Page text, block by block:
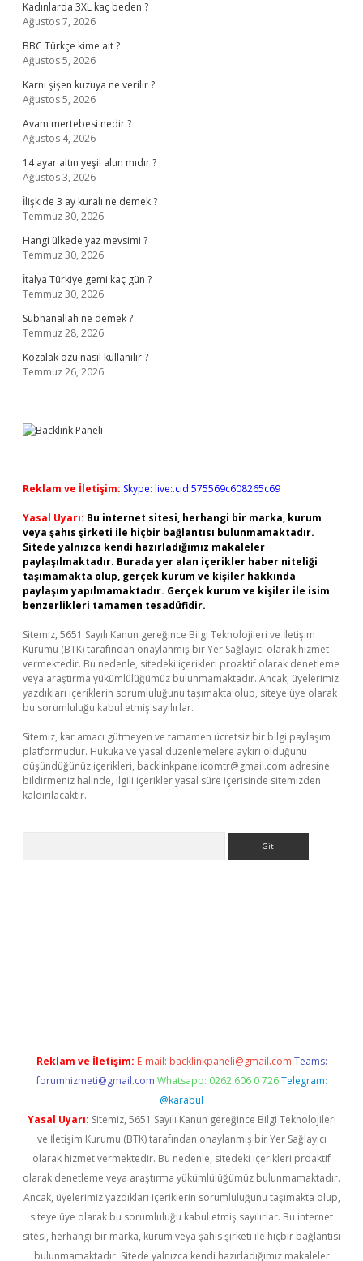
Kadınlarda 3XL kaç beden ?
Ağustos 7, 2026
BBC Türkçe kime ait ?
Ağustos 5, 2026
Karnı şişen kuzuya ne verilir ?
Ağustos 5, 2026
Avam mertebesi nedir ?
Ağustos 4, 2026
14 ayar altın yeşil altın mıdır ?
Ağustos 3, 2026
İlişkide 3 ay kuralı ne demek ?
Temmuz 30, 2026
Hangi ülkede yaz mevsimi ?
Temmuz 30, 2026
İtalya Türkiye gemi kaç gün ?
Temmuz 30, 2026
Subhanallah ne demek ?
Temmuz 28, 2026
Kozalak özü nasıl kullanılır ?
Temmuz 26, 2026
Reklam ve İletişim: Skype: live:.cid.575569c608265c69
Yasal Uyarı: Bu internet sitesi, herhangi bir marka, kurum
veya şahıs şirketi ile hiçbir bağlantısı bulunmamaktadır.
Sitede yalnızca kendi hazırladığımız makaleler
paylaşılmaktadır. Burada yer alan içerikler haber niteliği
taşımamakta olup, gerçek kurum ve kişiler hakkında
paylaşım yapılmamaktadır. Gerçek kurum ve kişiler ile isim
benzerlikleri tamamen tesadüfidir.
Sitemiz, 5651 Sayılı Kanun gereğince Bilgi Teknolojileri ve İletişim
Kurumu (BTK) tarafından onaylanmış bir Yer Sağlayıcı olarak hizmet
vermektedir. Bu nedenle, sitedeki içerikleri proaktif olarak denetleme
veya araştırma yükümlülüğümüz bulunmamaktadır. Ancak, üyelerimiz
yazdıkları içeriklerin sorumluluğunu taşımakta olup, siteye üye olarak
bu sorumluluğu kabul etmiş sayılırlar.
Sitemiz, kar amacı gütmeyen ve tamamen ücretsiz bir bilgi paylaşım
platformudur. Hukuka ve yasal düzenlemelere aykırı olduğunu
düşündüğünüz içerikleri, backlinkpanelicomtr@gmail.com adresine
bildirmeniz halinde, ilgili içerikler yasal süre içerisinde sitemizden
kaldırılacaktır.
Reklam ve İletişim: E-mail: backlinkpaneli@gmail.com Teams:
forumhizmeti@gmail.com Whatsapp: 0262 606 0 726 Telegram:
@karabul
Yasal Uyarı: Sitemiz, 5651 Sayılı Kanun gereğince Bilgi Teknolojileri
ve İletişim Kurumu (BTK) tarafından onaylanmış bir Yer Sağlayıcı
olarak hizmet vermektedir. Bu nedenle, sitedeki içerikleri proaktif
olarak denetleme veya araştırma yükümlülüğümüz bulunmamaktadır.
Ancak, üyelerimiz yazdıkları içeriklerin sorumluluğunu taşımakta olup,
siteye üye olarak bu sorumluluğu kabul etmiş sayılırlar. Bu internet
sitesi, herhangi bir marka, kurum veya şahıs şirketi ile hiçbir bağlantısı
bulunmamaktadır. Sitede yalnızca kendi hazırladığımız makaleler